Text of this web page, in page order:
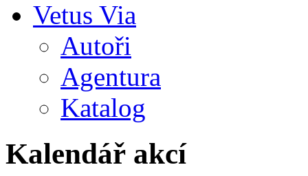
Vetus Via
Autoři
Agentura
Katalog
Kalendář akcí